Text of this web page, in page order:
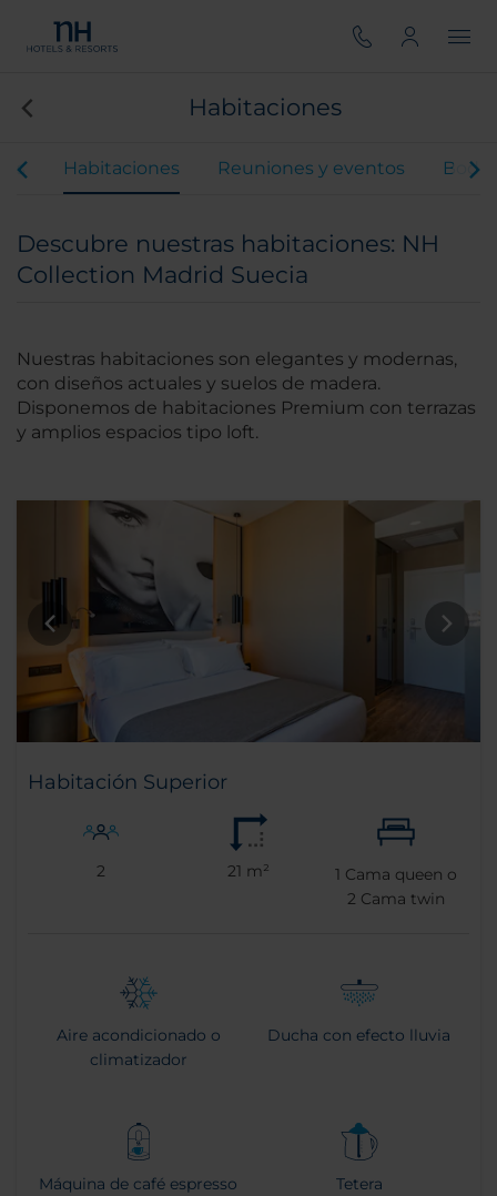
Habitaciones
Habitaciones Reuniones y eventos Bodas
Descubre nuestras habitaciones: NH
Collection Madrid Suecia
Nuestras habitaciones son elegantes y modernas,
con diseños actuales y suelos de madera.
Disponemos de habitaciones Premium con terrazas
y amplios espacios tipo loft.
Habitación Superior
2 21 m² 1 Cama queen o
2 Cama twin
Aire acondicionado o
climatizador
Ducha con efecto lluvia
Máquina de café espresso Tetera